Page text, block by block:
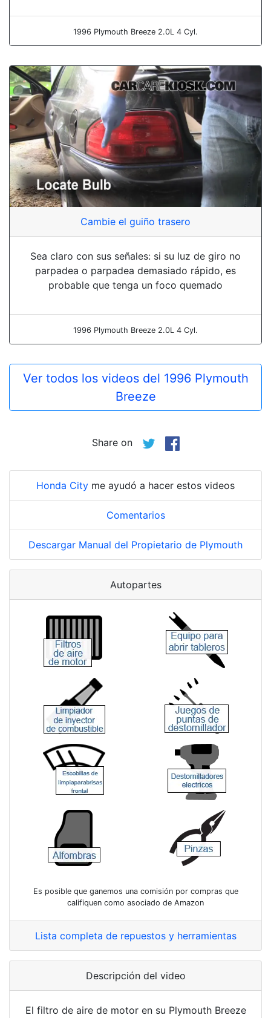
1996 Plymouth Breeze 2.0L 4 Cyl.
Cambie el guiño trasero
Sea claro con sus señales: si su luz de giro no
parpadea o parpadea demasiado rápido, es
probable que tenga un foco quemado
1996 Plymouth Breeze 2.0L 4 Cyl.
Ver todos los videos del 1996 Plymouth
Breeze
Share on
Honda City me ayudó a hacer estos videos
Comentarios
Descargar Manual del Propietario de Plymouth
Autopartes
Es posible que ganemos una comisión por compras que
califiquen como asociado de Amazon
Lista completa de repuestos y herramientas
Descripción del video
El filtro de aire de motor en su Plymouth Breeze